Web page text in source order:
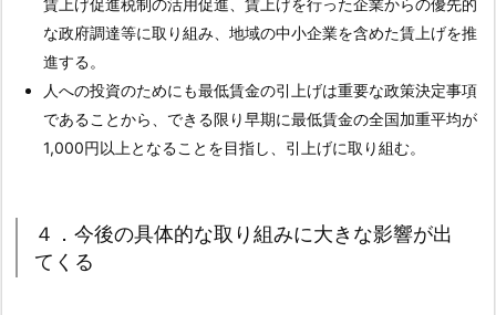
影
響
が
出
て
1.
4.
賃上げ促進税制の活用促進、賃上げを行った企業からの優先的
な政府調達等に取り組み、地域の中小企業を含めた賃上げを推
進する。
人への投資のためにも最低賃金の引上げは重要な政策決定事項
であることから、できる限り早期に最低賃金の全国加重平均が
1,000円以上となることを目指し、引上げに取り組む。
４．今後の具体的な取り組みに大きな影響が出
てくる